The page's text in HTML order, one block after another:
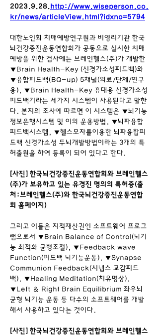
2023.9.28. http://www.wiseperson.co.
kr/news/articleView.html?idxno=5794
대한노인회 치매예방연구원과 비영리기관 한국
뇌건강증진운동연합회가 공동으로 실시한 치매
예방을 위한 검사에는 브레인헬스(주)가 개발한
▼Brain Health-Key (신경가소성피드백)와
▼융합피드백(BQ-up) 5채널(의료/단체/연구
용), ▼Brain Health-Key 휴대용 신경가소성
피드백기라는 세가지 시스템이 사용된다고 말한
다. 본지의 조사에 따르면 이 시스템은 ▼뇌기능
정보은행시스템 및 이의 운용방법, ▼뇌파융합
피드백시스템, ▼헬스모자를이용한 뇌파융합피
드백 신경가소성 두뇌개발방법이라는 3개의 특
허출원을 하여 등록이 되어 있다고 한다.
[사진] 한국뇌건강증진운동연합회와 브레인헬스
(주)가 보유하고 있는 유경진 명의의 특허증(출
처:브레인헬스(주)와 한국뇌건강증진운동연합
회 홈페이지)
그리고 이들은 지적재산권인 소프트웨어 프로그
램으로서 ▼Brain Balance of Control(뇌기
능 최적화 균형조절), ▼Feedback wave
Function(피드백 뇌기능운동), ▼Synapse
Communion Feedback(시냅스 교감피드
백), ▼Healing Meditation(치유명상),
▼Left ＆ Right Brain Equilibrium 좌우뇌
균형 뇌기능 운동 등 다수의 소프트웨어를 개발
해서 사용하고 있다는 것이다.
[사진] 한국뇌건강증진운동연합회와 브레인헬스